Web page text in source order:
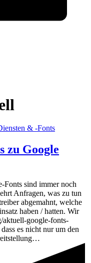
zu Google
Fonts sind immer noch
Anfragen, was zu tun
abgemahnt, welche
haben / hatten. Wir
aktuell-google-fonts-
es nicht nur um den